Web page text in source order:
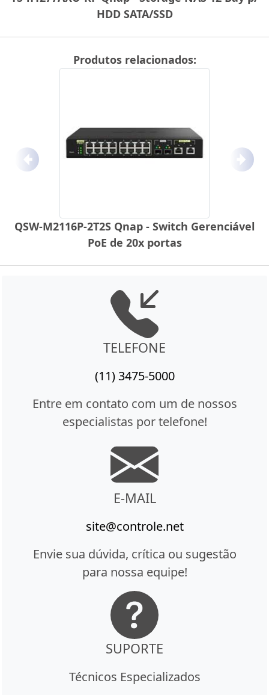
HDD SATA/SSD
Produtos relacionados:
QSW-M2116P-2T2S Qnap - Switch Gerenciável
PoE de 20x portas
Anterior
TELEFONE
(11) 3475-5000
Entre em contato com um de nossos
especialistas por telefone!
E-MAIL
site@controle.net
Envie sua dúvida, crítica ou sugestão
para nossa equipe!
SUPORTE
Técnicos Especializados